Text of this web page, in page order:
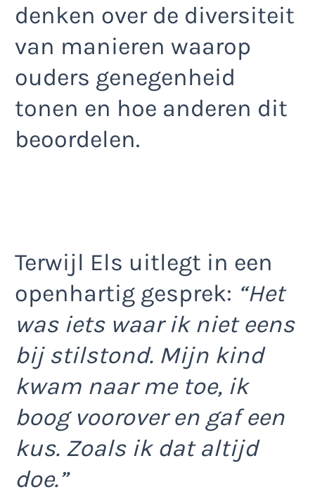
denken over de diversiteit
van manieren waarop
ouders genegenheid
tonen en hoe anderen dit
beoordelen.
Terwijl Els uitlegt in een
openhartig gesprek: “Het
was iets waar ik niet eens
bij stilstond. Mijn kind
kwam naar me toe, ik
boog voorover en gaf een
kus. Zoals ik dat altijd
doe.”